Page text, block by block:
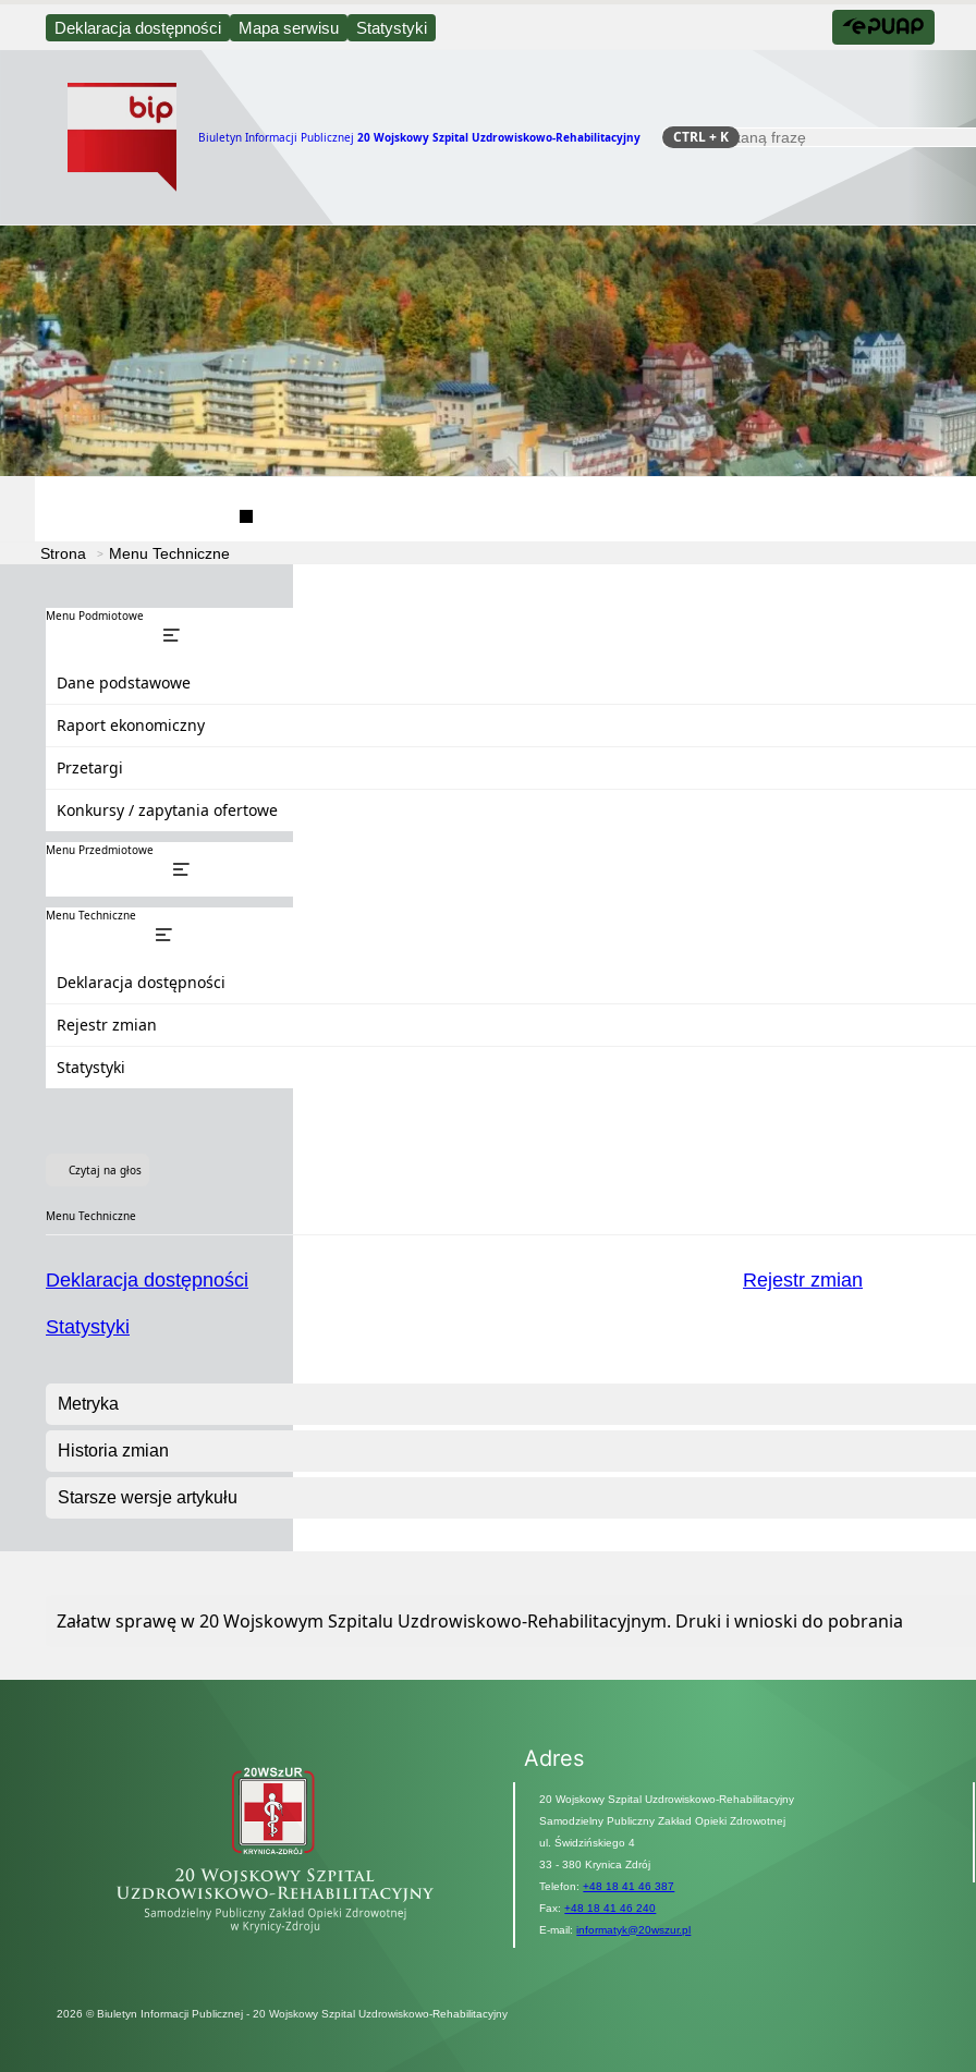
Deklaracja dostępności Mapa serwisu Statystyki
Biuletyn Informacji Publicznej 20 Wojskowy Szpital Uzdrowiskowo-Rehabilitacyjny Szukaj
CTRL+ K
Strona Menu Techniczne
Menu Podmiotowe
Dane podstawowe
Raport ekonomiczny
Przetargi
Konkursy / zapytania ofertowe
Menu Przedmiotowe
Menu Techniczne
Deklaracja dostępności
Rejestr zmian
Statystyki
Czytaj na głos
Menu Techniczne
Deklaracja dostępności Rejestr zmian
Statystyki
Metryka
Historia zmian
Starsze wersje artykułu
Załatw sprawę w 20 Wojskowym Szpitalu Uzdrowiskowo-Rehabilitacyjnym. Druki i wnioski do pobrania
Adres
20 Wojskowy Szpital Uzdrowiskowo-Rehabilitacyjny
Samodzielny Publiczny Zakład Opieki Zdrowotnej
ul. Świdzińskiego 4
33 - 380 Krynica Zdrój
Telefon:+48 18 41 46 387
Fax:+48 18 41 46 240
E-mail:informatyk@20wszur.pl
2026 © Biuletyn Informacji Publicznej - 20 Wojskowy Szpital Uzdrowiskowo-Rehabilitacyjny